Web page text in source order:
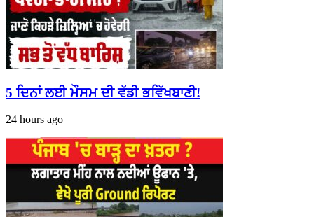
5 ਦਿਨਾਂ ਲਈ ਮੌਸਮ ਦੀ ਵੱਡੀ ਭਵਿੱਖਬਾਣੀ!
24 hours ago